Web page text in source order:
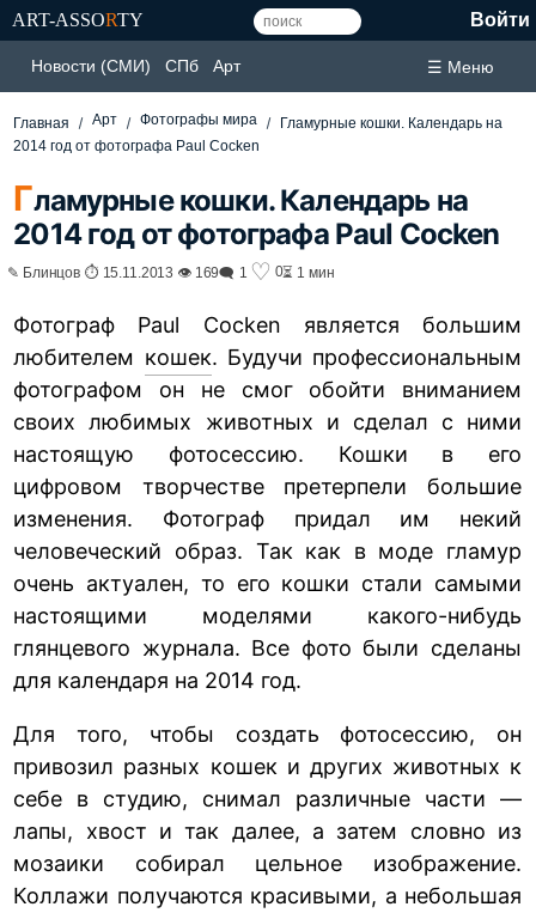
ART-ASSORTY Войти
Новости (СМИ) СПб Арт ☰ Меню
Главная Арт Фотографы мира
Гламурные кошки. Календарь на
2014 год от фотографа Paul Cocken
Гламурные кошки. Календарь на
2014 год от фотографа Paul Cocken
✎ Блинцов ⏱ 15.11.2013 👁 169🗨 1 ♡ 0⏳ 1 мин
Фотограф Paul Cocken является большим
любителем кошек. Будучи профессиональным
фотографом он не смог обойти вниманием
своих любимых животных и сделал с ними
настоящую фотосессию. Кошки в его
цифровом творчестве претерпели большие
изменения. Фотограф придал им некий
человеческий образ. Так как в моде гламур
очень актуален, то его кошки стали самыми
настоящими моделями какого-нибудь
глянцевого журнала. Все фото были сделаны
для календаря на 2014 год.
Для того, чтобы создать фотосессию, он
привозил разных кошек и других животных к
себе в студию, снимал различные части —
лапы, хвост и так далее, а затем словно из
мозаики собирал цельное изображение.
Коллажи получаются красивыми, а небольшая